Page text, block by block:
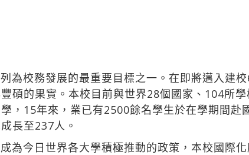
為校務發展的最重要目標之一。在即將邁入建
碩的果實。本校目前與世界28個國家、104所
，15年來，業已有2500餘名學生於在學期間赴
長至237人。
為今日世界各大學積極推動的政策，本校國際